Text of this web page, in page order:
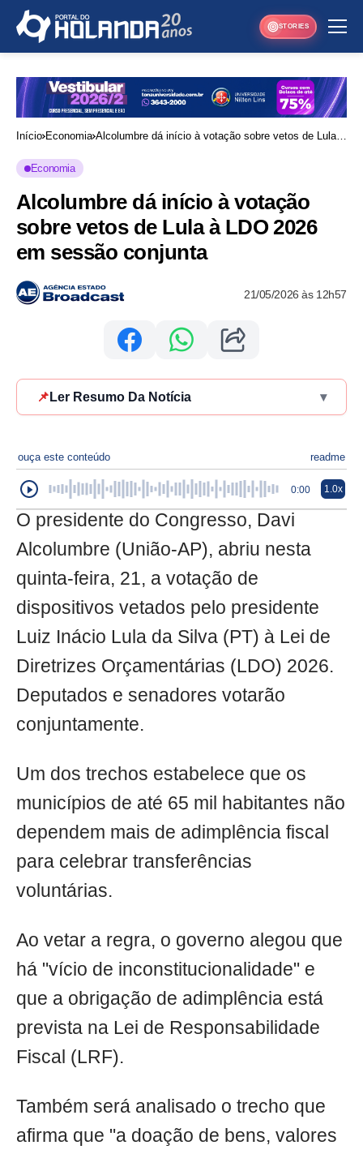
STORIES
Início Economia Alcolumbre dá início à votação sobre vetos de Lula à
Economia
Alcolumbre dá início à votação
sobre vetos de Lula à LDO 2026
em sessão conjunta
21/05/2026 às 12h57
📌 Ler Resumo Da Notícia ▾
ouça este conteúdo readme
0:00 1.0x
O presidente do Congresso, Davi
Alcolumbre (União-AP), abriu nesta
quinta-feira, 21, a votação de
dispositivos vetados pelo presidente
Luiz Inácio Lula da Silva (PT) à Lei de
Diretrizes Orçamentárias (LDO) 2026.
Deputados e senadores votarão
conjuntamente.
Um dos trechos estabelece que os
municípios de até 65 mil habitantes não
dependem mais de adimplência fiscal
para celebrar transferências
voluntárias.
Ao vetar a regra, o governo alegou que
há "vício de inconstitucionalidade" e
que a obrigação de adimplência está
prevista na Lei de Responsabilidade
Fiscal (LRF).
Também será analisado o trecho que
afirma que "a doação de bens, valores